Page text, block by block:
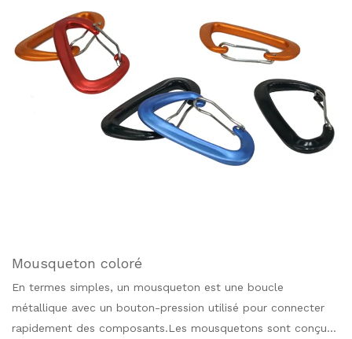
Mousqueton coloré
En termes simples, un mousqueton est une boucle
métallique avec un bouton-pression utilisé pour connecter
rapidement des composants.Les mousquetons sont conçus